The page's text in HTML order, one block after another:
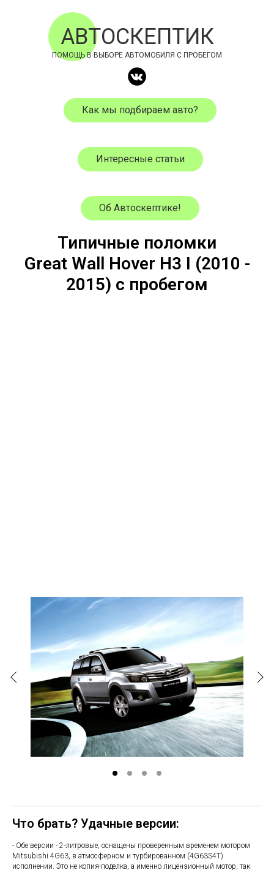
АВТОСКЕПТИК
ПОМОЩЬ В ВЫБОРЕ АВТОМОБИЛЯ С ПРОБЕГОМ
Как мы подбираем авто?
Интересные статьи
Об Автоскептике!
Типичные поломки
Great Wall Hover H3 I (2010 -
2015) с пробегом
Что брать? Удачные версии:
- Обе версии - 2-литровые, оснащены проверенным временем мотором
Mitsubishi 4G63, в атмосферном и турбированном (4G63S4T)
исполнении. Это не копия-поделка, а именно лицензионный мотор, так